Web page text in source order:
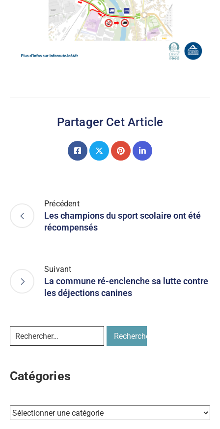
Partager Cet Article
Précédent
Les champions du sport scolaire ont été
récompensés
Suivant
La commune ré-enclenche sa lutte contre
les déjections canines
Catégories